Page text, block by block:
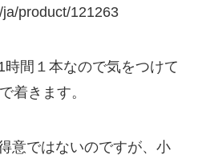
product/121263
間１本なので気をつけて
着きます。
意ではないのですが、小